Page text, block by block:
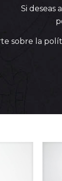
Si deseas
sobre la